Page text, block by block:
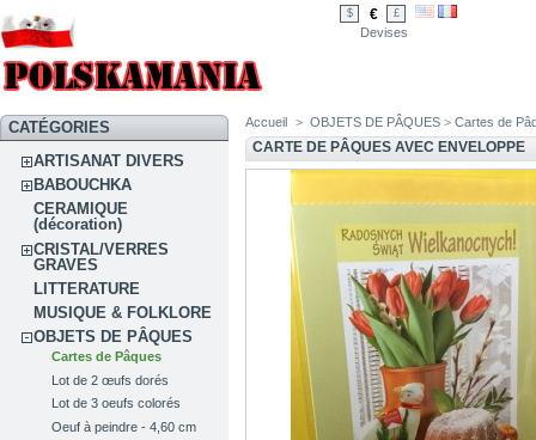
$ € £
Devises
CATÉGORIES
ARTISANAT DIVERS
BABOUCHKA
CERAMIQUE
(décoration)
CRISTAL/VERRES
GRAVES
LITTERATURE
MUSIQUE & FOLKLORE
OBJETS DE PÂQUES
Cartes de Pâques
Lot de 2 œufs dorés
Lot de 3 oeufs colorés
Oeuf à peindre - 4,60 cm
Accueil > OBJETS DE PÂQUES >Cartes de
CARTE DE PÂQUES AVEC ENVELOPPE